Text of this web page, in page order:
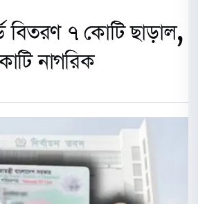
বিতরণ ৭ কোটি ছাড়াল,
নাগরিক